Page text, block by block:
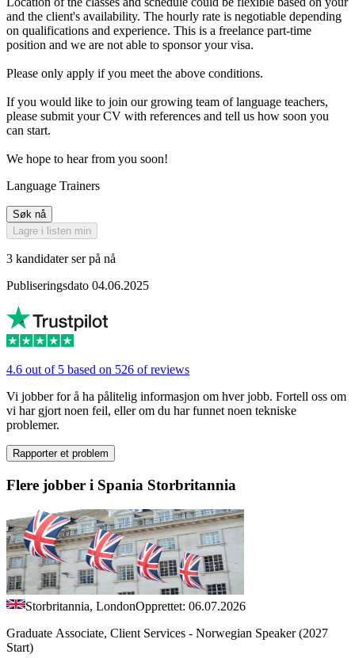
and the client's availability. The hourly rate is negotiable depending
on qualifications and experience. This is a freelance part-time
position and we are not able to sponsor your visa.
Please only apply if you meet the above conditions.
If you would like to join our growing team of language teachers,
please submit your CV with references and tell us how soon you
can start.
We hope to hear from you soon!
Language Trainers
Søk nå
Lagre i listen min
3 kandidater ser på nå
Publiseringsdato 04.06.2025
4.6 out of 5 based on 526 of reviews
Vi jobber for å ha pålitelig informasjon om hver jobb. Fortell oss om
vi har gjort noen feil, eller om du har funnet noen tekniske
problemer.
Rapporter et problem
Flere jobber i Spania Storbritannia
Storbritannia, LondonOpprettet: 06.07.2026
Graduate Associate, Client Services - Norwegian Speaker (2027
Start)